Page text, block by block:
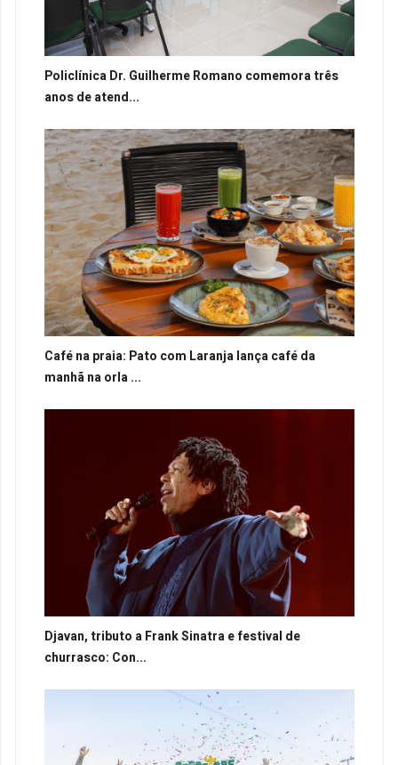
Policlínica Dr. Guilherme Romano comemora três
anos de atend...
Café na praia: Pato com Laranja lança café da
manhã na orla ...
Djavan, tributo a Frank Sinatra e festival de
churrasco: Con...